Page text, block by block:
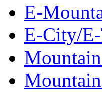
E-
E-City/